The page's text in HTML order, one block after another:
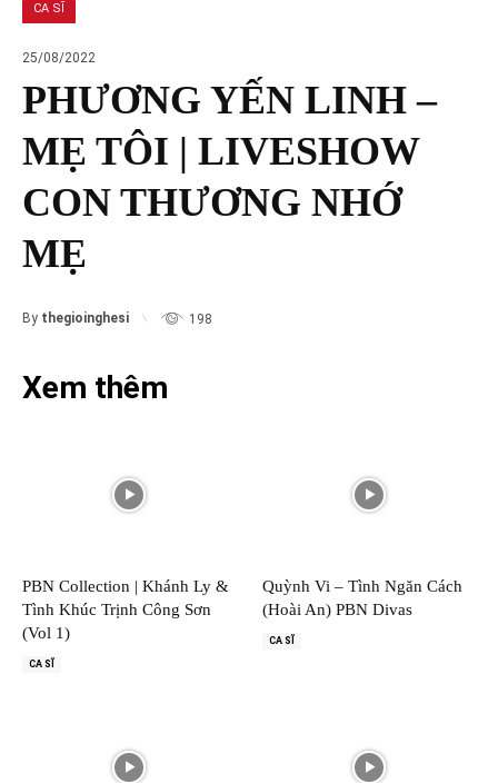
CA SĨ
25/08/2022
PHƯƠNG YẾN LINH –
MẸ TÔI | LIVESHOW
CON THƯƠNG NHỚ
MẸ
By thegioinghesi 198
Xem thêm
PBN Collection | Khánh Ly &
Tình Khúc Trịnh Công Sơn
(Vol 1)
CA SĨ
Quỳnh Vi – Tình Ngăn Cách
(Hoài An) PBN Divas
CA SĨ